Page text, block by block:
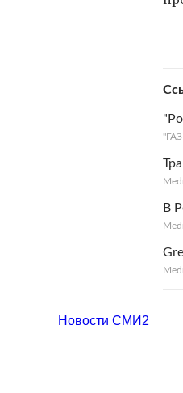
В
Новости СМИ2